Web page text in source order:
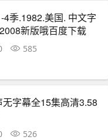
4季.1982.美国. 中文字
新版哦百度下载
585
字幕全15集高清3.58
526